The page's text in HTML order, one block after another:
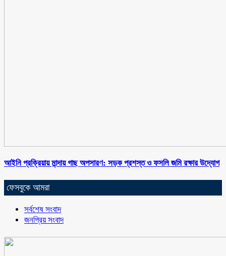
আইনি প্রক্রিয়ায় মান্দায় গাছ অপসারণ: সড়ক প্রশস্ত ও ফসলি জমি রক্ষার উদ্যোগ
ফেসবুকে আমরা
সর্বশেষ সংবাদ
জনপ্রিয় সংবাদ